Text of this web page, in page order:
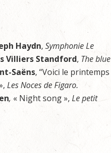
Haydn, Symphonie Le
Villiers Standford, The blue
Saëns, “Voici le printemps
Les Noces de Figaro.
, « Night song », Le petit